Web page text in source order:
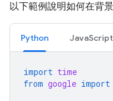
以下範例說明如何在背
Python JavaScript
import time
from google import